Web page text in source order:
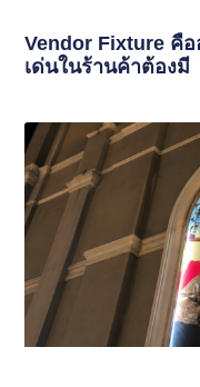
Vendor Fixture คื
เด่นในร้านค้าต้องมี